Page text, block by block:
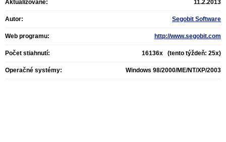
Aktualizované: 11.2.2013
Autor: Segobit Software
Web programu: http://www.segobit.com
Počet stiahnutí: 16136x (tento týždeň: 25x)
Operačné systémy: Windows 98/2000/ME/NT/XP/2003